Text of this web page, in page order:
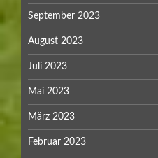
September 2023
August 2023
Juli 2023
Mai 2023
März 2023
Februar 2023